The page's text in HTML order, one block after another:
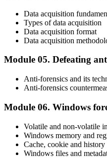
Data acquisition
Types of data acquisition
Data acquisition format
Data acquisition
Module 05. Defeating
Anti-forensics and its
Anti-forensics
Module 06. Windows
Volatile and non-volatile
Windows memory and
Cache, cookie and
Windows files and